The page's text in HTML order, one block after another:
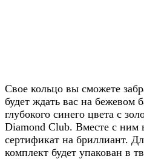
20% от цены на
сайте
Узнавайте условия у наших
менеджеров в WhatsApp
Свое кольцо вы сможете
будет ждать вас на бежевом
глубокого синего цвета с
Diamond Club. Вместе с ним
сертификат на бриллиант.
комплект будет упакован в